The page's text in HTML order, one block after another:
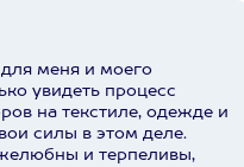
меня и моего
увидеть процесс
на текстиле, одежде и
силы в этом деле.
и терпеливы,